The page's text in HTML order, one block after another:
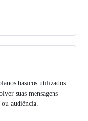
básicos utilizados
suas mensagens
audiência.